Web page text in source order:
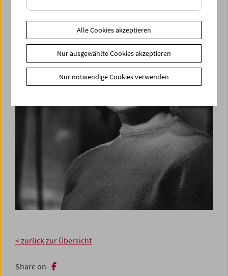
< zurück zur Übersicht
Share on
Alle Cookies akzeptieren
Nur ausgewählte Cookies akzeptieren
Nur notwendige Cookies verwenden